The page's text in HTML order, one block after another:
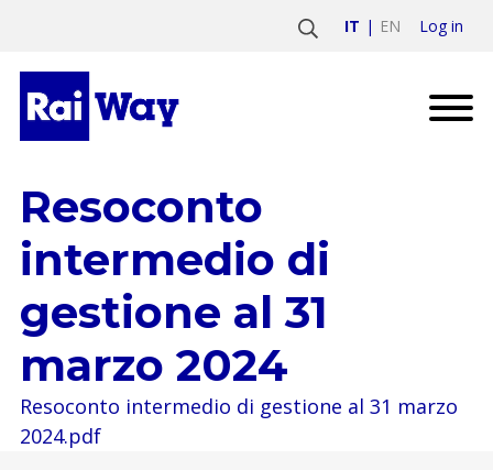
IT EN Log in
Resoconto
intermedio di
gestione al 31
marzo 2024
Resoconto intermedio di gestione al 31 marzo
2024.pdf